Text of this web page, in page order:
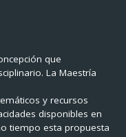
que
La Maestría
y recursos
disponibles en
tiempo esta propuesta